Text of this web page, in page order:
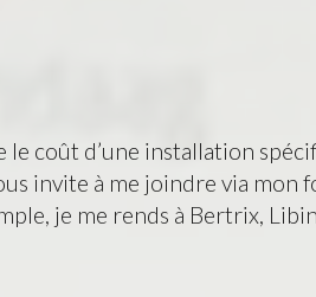
coût d’une installation
invite à me joindre via
je me rends à Bertrix,